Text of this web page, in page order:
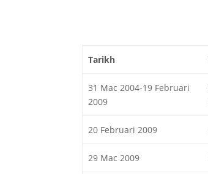
Tarikh
31 Mac 2004-19 Februari
2009
20 Februari 2009
29 Mac 2009